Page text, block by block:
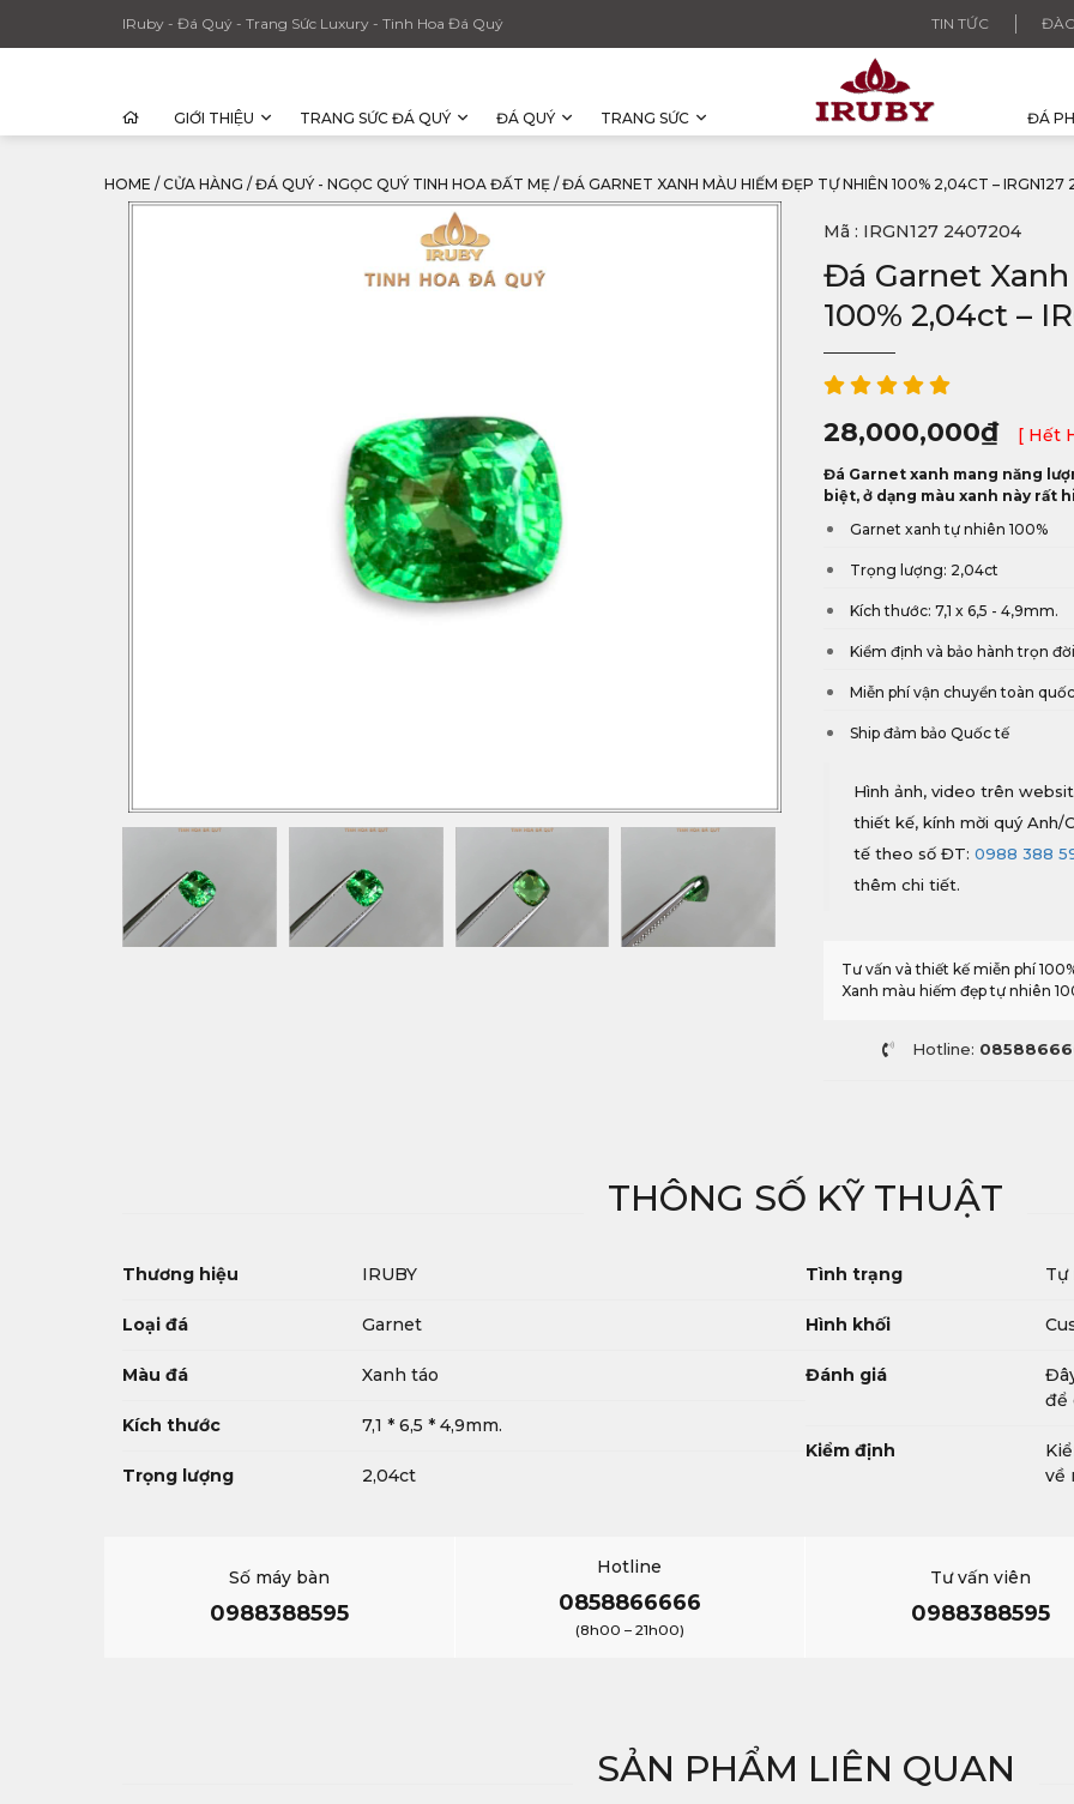
IRuby - Đá Quý - Trang Sức Luxury - Tinh Hoa Đá Quý TIN TỨC
GIỚI THIỆU TRANG SỨC ĐÁ QUÝ ĐÁ QUÝ TRANG SỨC ĐÁ
HOME / CỬA HÀNG / ĐÁ QUÝ - NGỌC QUÝ TINH HOA ĐẤT MẸ / ĐÁ GARNET XANH MÀU HIẾM ĐẸP TỰ NHIÊN 100% 2,04CT –
Mã : IRGN127 2407204
Đá Garnet
100% 2,04ct –
28,000,000₫ [ Hết
Đá Garnet xanh mang năng
biệt, ở dạng màu xanh này rất
Garnet xanh tự nhiên 100%
Trọng lượng: 2,04ct
Kích thước: 7,1 x 6,5 - 4,9mm.
Kiểm định và bảo hành trọn đời
Miễn phí vận chuyển toàn quốc
Ship đảm bảo Quốc tế
Hình ảnh, video trên
thiết kế, kính mời quý Anh/
tế theo số ĐT: 0988 388
thêm chi tiết.
Tư vấn và thiết kế miễn phí
Xanh màu hiếm đẹp tự nhiên
Hotline:
THÔNG SỐ KỸ THUẬT
Thương hiệu IRUBY
Loại đá Garnet
Màu đá Xanh táo
Kích thước 7,1 * 6,5 * 4,9mm.
Trọng lượng 2,04ct
Tình trạng Tự
Hình khối
Đánh giá
để
Kiểm định
về
Số máy bàn
0988388595
Hotline
0858866666
(8h00 – 21h00)
Tư vấn viên
0988388595
SẢN PHẨM LIÊN QUAN